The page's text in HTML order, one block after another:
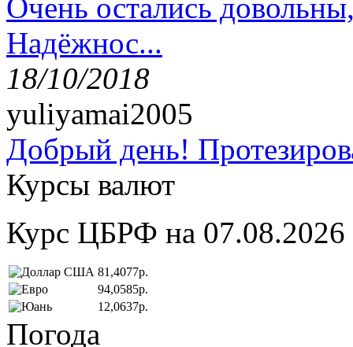
Очень остались
Надёжнос...
18/10/2018
yuliyamai2005
Добрый день!
Курсы валют
Курс ЦБРФ на 07.08.2026
81,4077р.
94,0585р.
12,0637р.
Погода